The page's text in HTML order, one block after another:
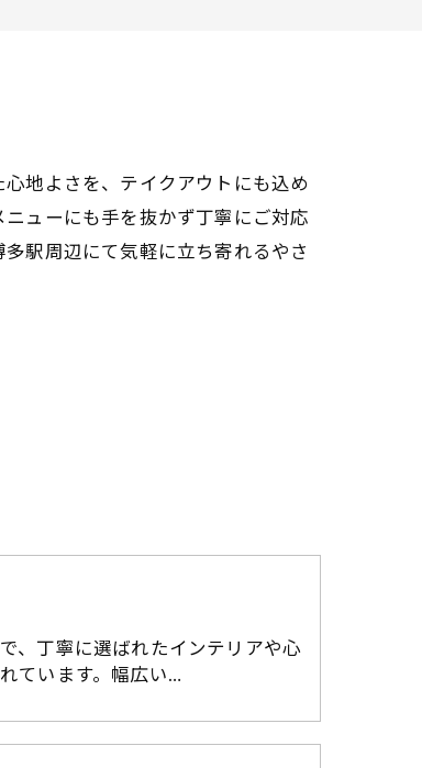
地よさを、テイクアウトにも込め
ューにも手を抜かず丁寧にご対応
駅周辺にて気軽に立ち寄れるやさ
、丁寧に選ばれたインテリアや心
ています。幅広い…